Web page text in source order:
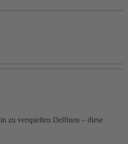
zu verspielten Delfinen – diese